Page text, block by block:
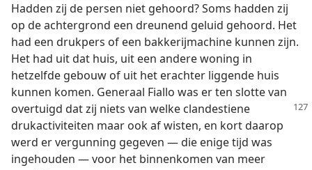
Hadden zij de persen niet gehoord? Soms hadden zij
op de achtergrond een dreunend geluid gehoord. Het
had een drukpers of een bakkerijmachine kunnen zijn.
Het had uit dat huis, uit een andere woning in
hetzelfde gebouw of uit het erachter liggende huis
kunnen komen. Generaal Fiallo was er ten slotte van
overtuigd dat zij niets van welke clandestiene
drukactiviteiten maar ook af wisten, en kort daarop
werd er vergunning gegeven — die enige tijd was
ingehouden — voor het binnenkomen van meer